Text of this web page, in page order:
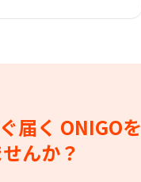
届く ONIGOを
んか？